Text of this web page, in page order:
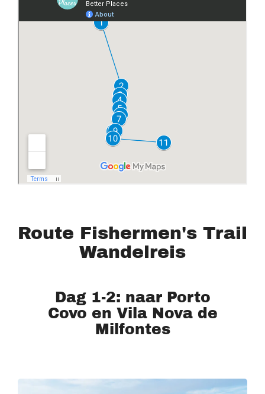
Route Fishermen's Trail
Wandelreis
Dag 1-2: naar Porto
Covo en Vila Nova de
Milfontes